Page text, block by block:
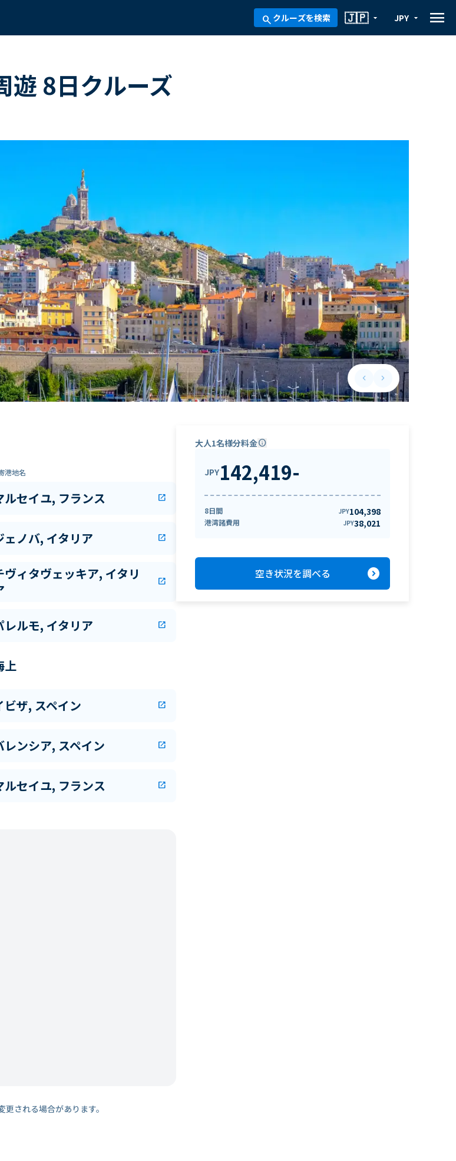
search クルーズを検索 arrow_drop_down
🇯🇵 arrow_drop_down
JPY menu
遊 8日クルーズ
keyboard_arrow_leftPrevious slide
keyboard_arrow_rightNext slide
港地名
ルセイユ, フランス open_in_new
ェノバ, イタリア open_in_new
ヴィタヴェッキア, イタリ
open_in_new
レルモ, イタリア open_in_new
上
ビザ, スペイン open_in_new
レンシア, スペイン open_in_new
ルセイユ, フランス open_in_new
される場合があります。
大人1名様分料金info
JPY142,419-
8日間 JPY104,398
港湾諸費用 JPY38,021
空き状況を調べる expand_circle_right